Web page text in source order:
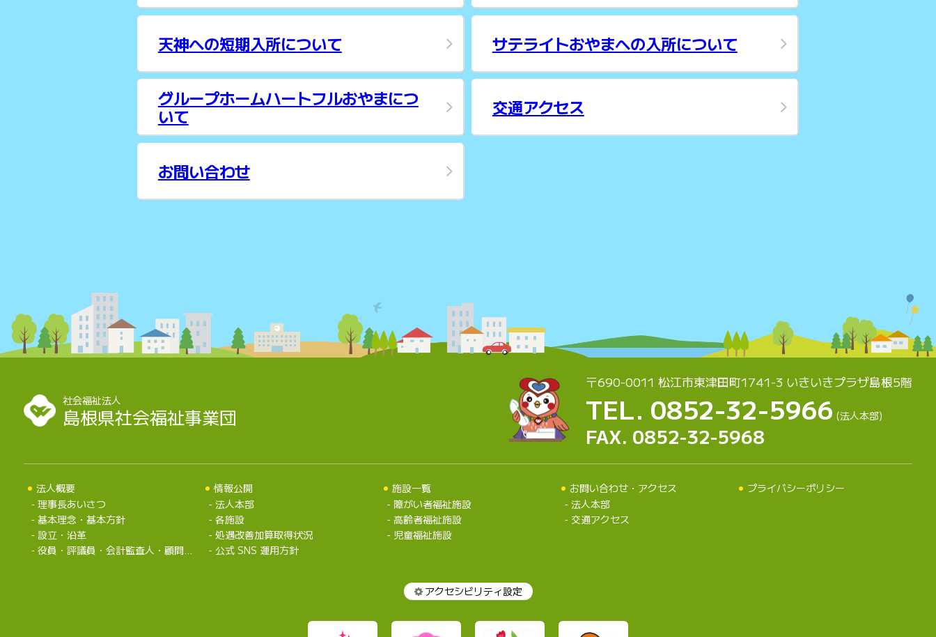
天神への短期入所について サテライトおやまへの入所について
グループホームハートフルおやまにつ
いて
交通アクセス
お問い合わせ
社会福祉法人
島根県社会福祉事業団
〒690-0011 松江市東津田町1741-3 いきいきプラザ島根5階
TEL. 0852-32-5966 (法人本部)
FAX. 0852-32-5968
法人概要
理事長あいさつ
基本理念・基本方針
設立・沿革
役員・評議員・会計監査人・顧問弁護士・組織
情報公開
法人本部
各施設
処遇改善加算取得状況
公式 SNS 運用方針
施設一覧
障がい者福祉施設
高齢者福祉施設
児童福祉施設
お問い合わせ・アクセス
法人本部
交通アクセス
プライバシーポリシー
アクセシビリティ設定